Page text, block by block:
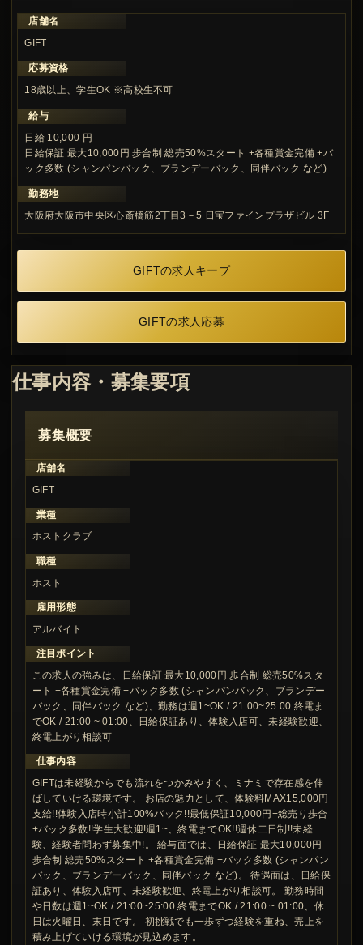
この求人の注目ポイント
店舗名
GIFT
応募資格
18歳以上、学生OK ※高校生不可
給与
日給 10,000 円
日給保証 最大10,000円 歩合制 総売50%スタート +各種賞金完備 +バ
ック多数 (シャンパンバック、ブランデーバック、同伴バック など)
勤務地
大阪府大阪市中央区心斎橋筋2丁目3－5 日宝ファインプラザビル 3F
GIFTの求人キープ
GIFTの求人応募
仕事内容・募集要項
募集概要
店舗名
GIFT
業種
ホストクラブ
職種
ホスト
雇用形態
アルバイト
注目ポイント
この求人の強みは、日給保証 最大10,000円 歩合制 総売50%スタ
ート +各種賞金完備 +バック多数 (シャンパンバック、ブランデー
バック、同伴バック など)、勤務は週1~OK / 21:00~25:00 終電ま
でOK / 21:00 ~ 01:00、日給保証あり、体験入店可、未経験歓迎、
終電上がり相談可
仕事内容
GIFTは未経験からでも流れをつかみやすく、ミナミで存在感を伸
ばしていける環境です。 お店の魅力として、体験料MAX15,000円
支給!!体験入店時小計100%バック!!最低保証10,000円+総売り歩合
+バック多数!!学生大歓迎!週1~、終電までOK!!週休二日制!!未経
験、経験者問わず募集中!。 給与面では、日給保証 最大10,000円
歩合制 総売50%スタート +各種賞金完備 +バック多数 (シャンパン
バック、ブランデーバック、同伴バック など)。 待遇面は、日給保
証あり、体験入店可、未経験歓迎、終電上がり相談可。 勤務時間
や日数は週1~OK / 21:00~25:00 終電までOK / 21:00 ~ 01:00、休
日は火曜日、末日です。 初挑戦でも一歩ずつ経験を重ね、売上を
積み上げていける環境が見込めます。